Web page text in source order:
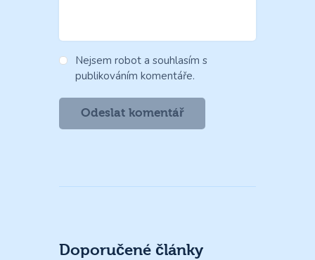
Nejsem robot a souhlasím s
publikováním komentáře.
Doporučené články